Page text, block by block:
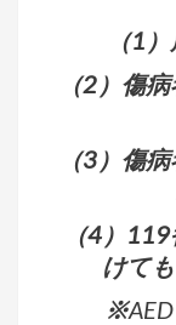
（1
（2）傷
（3）傷
（4）
けて
※